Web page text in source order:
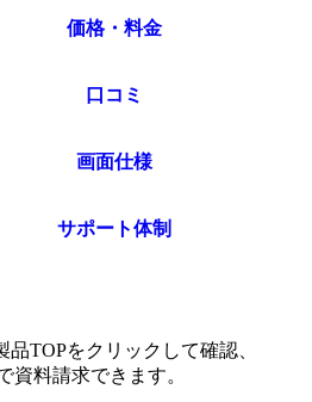
価格・料金
口コミ
画面仕様
サポート体制
品TOPをクリックして確認、
資料請求できます。